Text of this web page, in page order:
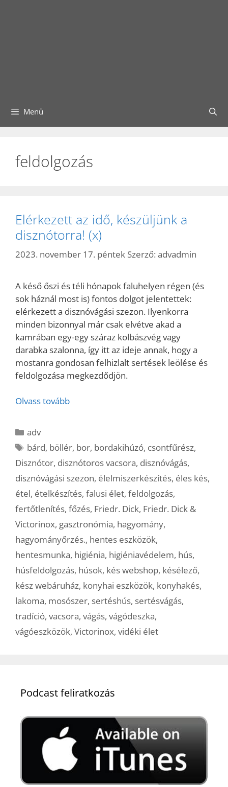
Menü
feldolgozás
Elérkezett az idő, készüljünk a
disznótorra! (x)
2023. november 17. péntek Szerző: advadmin
A késő őszi és téli hónapok faluhelyen régen (és
sok háznál most is) fontos dolgot jelentettek:
elérkezett a disznóvágási szezon. Ilyenkorra
minden bizonnyal már csak elvétve akad a
kamrában egy-egy száraz kolbászvég vagy
darabka szalonna, így itt az ideje annak, hogy a
mostanra gondosan felhizlalt sertések leölése és
feldolgozása megkezdődjön.
Olvass tovább
Kategória
adv
Címkék
bárd, böllér, bor, bordakihúzó, csontfűrész,
Disznótor, disznótoros vacsora, disznóvágás,
disznóvágási szezon, élelmiszerkészítés, éles kés,
étel, ételkészítés, falusi élet, feldolgozás,
fertőtlenítés, főzés, Friedr. Dick, Friedr. Dick &
Victorinox, gasztronómia, hagyomány,
hagyományőrzés., hentes eszközök,
hentesmunka, higiénia, higiéniavédelem, hús,
húsfeldolgozás, húsok, kés webshop, késélező,
kész webáruház, konyhai eszközök, konyhakés,
lakoma, mosószer, sertéshús, sertésvágás,
tradíció, vacsora, vágás, vágódeszka,
vágóeszközök, Victorinox, vidéki élet
Podcast feliratkozás